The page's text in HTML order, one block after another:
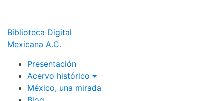
Biblioteca Digital
Mexicana A.C.
Presentación
Acervo histórico
México, una mirada